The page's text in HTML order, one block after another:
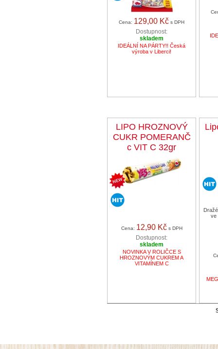
Cena: 129,00 Kč s DPH
Dostupnost:
skladem
IDEÁLNÍ NA PÁRTY!! Česká
výroba v Liberci!
LIPO HROZNOVÝ
CUKR POMERANČ
c VIT C 32gr
Cena: 12,90 Kčs DPH
Dostupnost:
skladem
NOVINKA V ROLIČCE S
HROZNOVÝM CUKREM A
VITAMÍNEM C
ve